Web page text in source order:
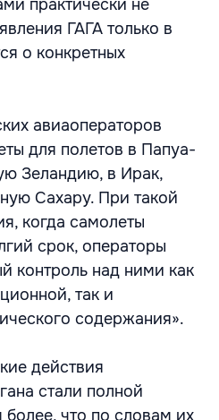
практически не
ГАГА только в
о конкретных
авиаоператоров
для полетов в Папуа-
Зеландию, в Ирак,
Сахару. При такой
когда самолеты
срок, операторы
контроль над ними как
так и
содержания».
действия
стали полной
что по словам их